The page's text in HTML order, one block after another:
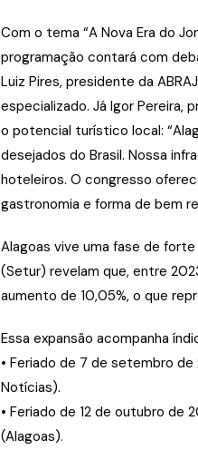
Com o tema “A Nova Era do
programação contará com
Luiz Pires, presidente da
especializado. Já Igor Pereira,
o potencial turístico local:
desejados do Brasil. Nossa
hoteleiros. O congresso
gastronomia e forma de bem
Alagoas vive uma fase de
(Setur) revelam que, entre
aumento de 10,05%, o que
Essa expansão acompanha
• Feriado de 7 de setembro
Notícias).
• Feriado de 12 de outubro
(Alagoas).